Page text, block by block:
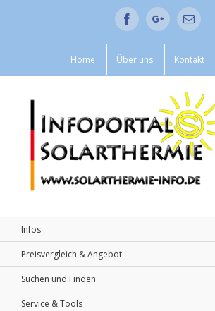
FacebookGoogle+Email
Home Über uns Kontakt
Infos
Preisvergleich & Angebot
Suchen und Finden
Service & Tools